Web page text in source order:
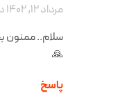
مرداد 12, 1402 در 10:58 ق.ظ
سلام.. ممنون
🙏
پاسخ